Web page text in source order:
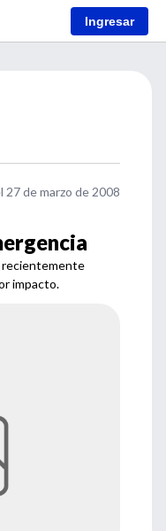
Ingresar
27 de marzo de 2008
recientemente
impacto.